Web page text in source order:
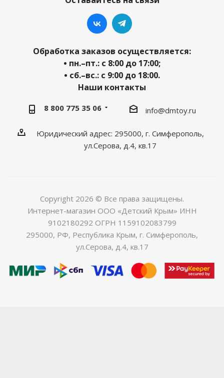
Обработка заказов осуществляется:
• пн.–пт.: с 8:00 до 17:00;
• сб.–вс.: с 9:00 до 18:00.
Наши контакты
8 800 775 35 06 info@dmtoy.ru
Юридический адрес: 295000, г. Симферополь,
ул.Серова, д.4, кв.17
Copyright 2026 © Все права защищены.
Интернет-магазин ООО «Детский Крым» ИНН
9102180292 ОГРН 1159102083799
295000, РФ, Республика Крым, г. Симферополь,
ул.Серова, д.4, кв.17